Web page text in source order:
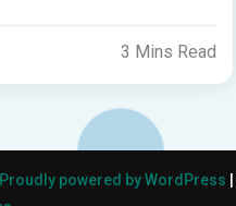
3 Mins Read
Proudly powered by WordPress